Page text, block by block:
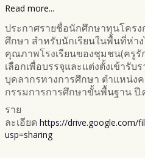
Read more...
ประกาศรายชื่อนักศึกษาทุนโครง
ศึกษา สำหรับนักเรียนในพื้นที่ห่า
คุณภาพโรงเรียนของชุมชน(ครูรั
เลือกเพื่อบรรจุและแต่งตั้งเข้ารั
บุคลากรทางการศึกษา ตำแหน่ง
กรรมการการศึกษาขั้นพื้นฐาน ปี
ราย
ละเอียด https://drive.google.com/
usp=sharing